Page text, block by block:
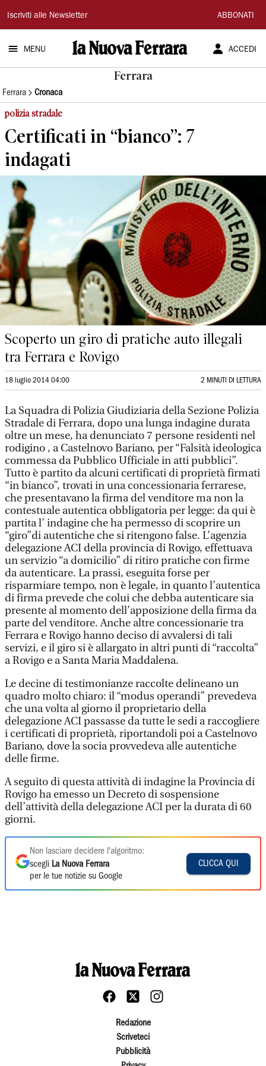
La
Nuova
Ferrara
Iscriviti alle Newsletter ABBONATI
MENU ACCEDI
Ferrara
Ferrara Cronaca
polizia stradale
Certificati in “bianco”: 7
indagati
Scoperto un giro di pratiche auto illegali
tra Ferrara e Rovigo
18 luglio 2014 04:00 2 MINUTI DI LETTURA
La Squadra di Polizia Giudiziaria della Sezione Polizia
Stradale di Ferrara, dopo una lunga indagine durata
oltre un mese, ha denunciato 7 persone residenti nel
rodigino , a Castelnovo Bariano, per “Falsità ideologica
commessa da Pubblico Ufficiale in atti pubblici”.
Tutto è partito da alcuni certificati di proprietà firmati
“in bianco”, trovati in una concessionaria ferrarese,
che presentavano la firma del venditore ma non la
contestuale autentica obbligatoria per legge: da qui è
partita l’ indagine che ha permesso di scoprire un
“giro”di autentiche che si ritengono false. L’agenzia
delegazione ACI della provincia di Rovigo, effettuava
un servizio “a domicilio” di ritiro pratiche con firme
da autenticare. La prassi, eseguita forse per
risparmiare tempo, non è legale, in quanto l’autentica
di firma prevede che colui che debba autenticare sia
presente al momento dell’apposizione della firma da
parte del venditore. Anche altre concessionarie tra
Ferrara e Rovigo hanno deciso di avvalersi di tali
servizi, e il giro si è allargato in altri punti di “raccolta”
a Rovigo e a Santa Maria Maddalena.
Le decine di testimonianze raccolte delineano un
quadro molto chiaro: il “modus operandi” prevedeva
che una volta al giorno il proprietario della
delegazione ACI passasse da tutte le sedi a raccogliere
i certificati di proprietà, riportandoli poi a Castelnovo
Bariano, dove la socia provvedeva alle autentiche
delle firme.
A seguito di questa attività di indagine la Provincia di
Rovigo ha emesso un Decreto di sospensione
dell’attività della delegazione ACI per la durata di 60
giorni.
Non lasciare decidere l'algoritmo:
scegli La Nuova Ferrara
per le tue notizie su Google
CLICCA QUI
Redazione
Scriveteci
Pubblicità